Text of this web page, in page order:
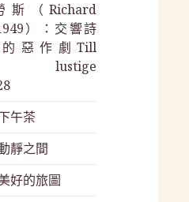
（Richard
）：交響詩
惡作劇Till
lustige
午茶
靜之間
好的旅圖